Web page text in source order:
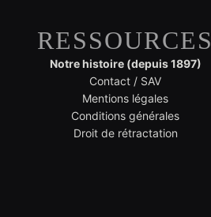
RESSOURCES
Notre histoire (depuis 1897)
Contact / SAV
Mentions légales
Conditions générales
Droit de rétractation